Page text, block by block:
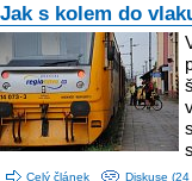
Jak s kolem do
Celý článek Diskuse